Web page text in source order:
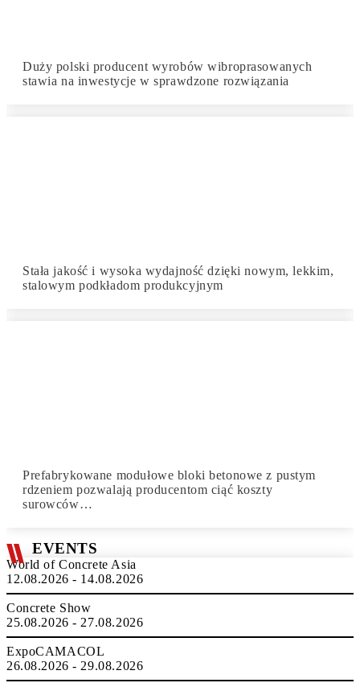
Duży polski producent wyrobów wibroprasowanych
stawia na inwestycje w sprawdzone rozwiązania
Stała jakość i wysoka wydajność dzięki nowym, lekkim,
stalowym podkładom produkcyjnym
Prefabrykowane modułowe bloki betonowe z pustym
rdzeniem pozwalają producentom ciąć koszty
surowców…
EVENTS
World of Concrete Asia
12.08.2026 - 14.08.2026
Concrete Show
25.08.2026 - 27.08.2026
ExpoCAMACOL
26.08.2026 - 29.08.2026